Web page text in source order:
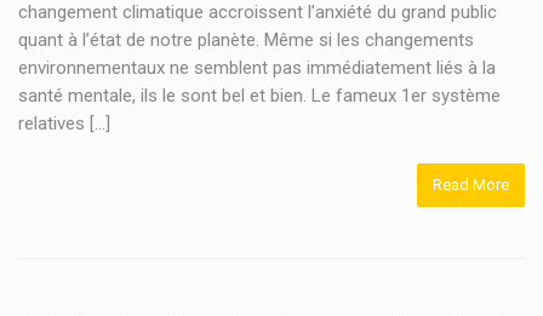
changement climatique accroissent l’anxiété du grand public
quant à l’état de notre planète. Même si les changements
environnementaux ne semblent pas immédiatement liés à la
santé mentale, ils le sont bel et bien. Le fameux 1er système
relatives […]
Read More